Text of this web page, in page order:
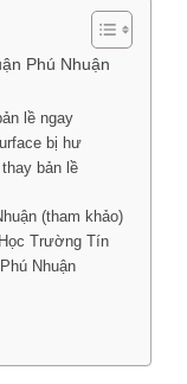
Phú Nhuận
lề ngay
bị hư
bản lề
(tham khảo)
Trường Tín
Nhuận